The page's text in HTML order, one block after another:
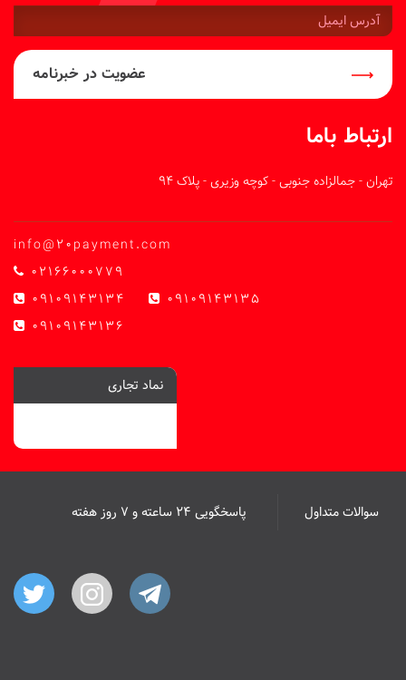
آدرس
ایمیل:
عضویت در خبرنامه
ارتباط باما
تهران - جمالزاده جنوبی - کوچه وزیری - پلاک 94
info@20payment.com
02166000779
09109143134
09109143135
09109143136
نماد تجاری
سوالات متداول پاسخگویی ۲۴ ساعته و ۷ روز هفته